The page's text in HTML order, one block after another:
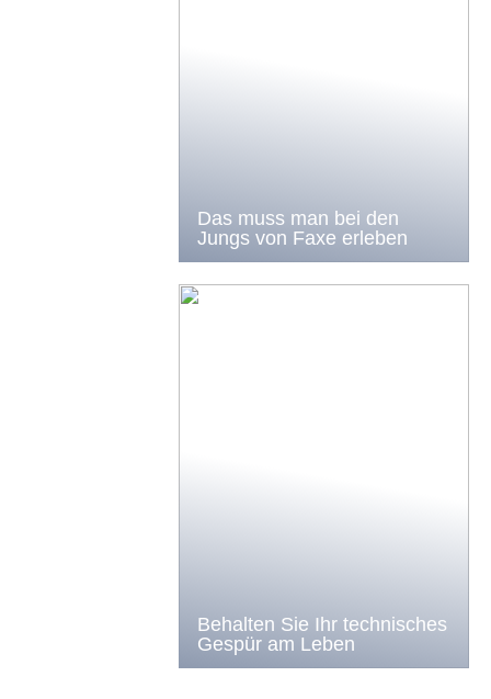
Das muss man bei den
Jungs von Faxe erleben
Behalten Sie Ihr technisches
Gespür am Leben